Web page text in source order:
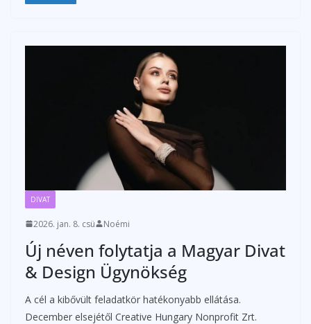
DIVAT
2026. jan. 8. csü Noémi
Új néven folytatja a Magyar Divat
& Design Ügynökség
A cél a kibővült feladatkör hatékonyabb ellátása.
December elsejétől Creative Hungary Nonprofit Zrt.